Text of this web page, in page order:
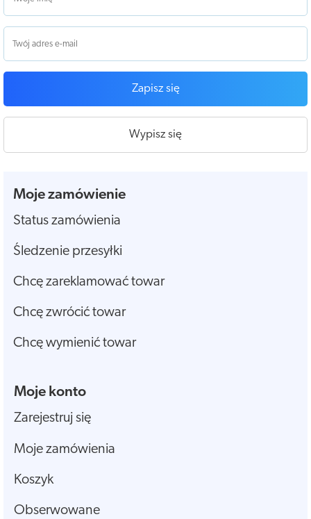
Zapisz się
Wypisz się
Moje zamówienie
Status zamówienia
Śledzenie przesyłki
Chcę zareklamować towar
Chcę zwrócić towar
Chcę wymienić towar
Moje konto
Zarejestruj się
Moje zamówienia
Koszyk
Obserwowane